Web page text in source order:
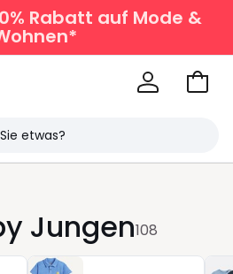
Rabatt auf Mode &
Zum
Jungen108